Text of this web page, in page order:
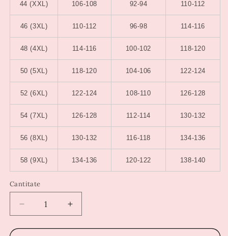
44 (XXL) 106-108 92-94 110-112
46 (3XL) 110-112 96-98 114-116
48 (4XL) 114-116 100-102 118-120
50 (5XL) 118-120 104-106 122-124
52 (6XL) 122-124 108-110 126-128
54 (7XL) 126-128 112-114 130-132
56 (8XL) 130-132 116-118 134-136
58 (9XL) 134-136 120-122 138-140
Cantitate
Reduceți
cantitatea
pentru
Creșteți
cantitatea
pentru